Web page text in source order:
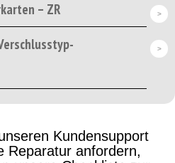
– ZR
Kundensupport
Reparatur anfordern,